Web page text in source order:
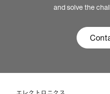
and solve the
エレクトロニクス